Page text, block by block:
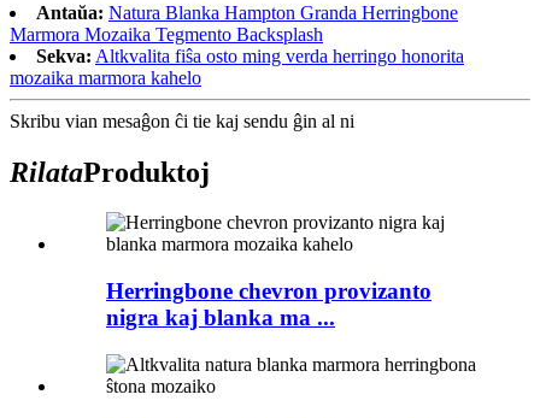
Antaŭa: Natura Blanka Hampton Granda Herringbone
Marmora Mozaika Tegmento Backsplash
Sekva: Altkvalita fiŝa osto ming verda herringo honorita
mozaika marmora kahelo
Skribu vian mesaĝon ĉi tie kaj sendu ĝin al ni
RilataProduktoj
Herringbone chevron provizanto
nigra kaj blanka ma ...